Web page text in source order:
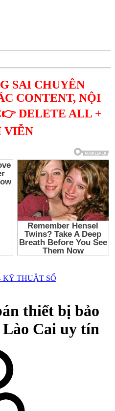
SAI CHUYÊN
CONTENT, NỘI
DELETE ALL +
VIỄN
THUẬT SỐ
thiết bị bảo
Cai uy tín